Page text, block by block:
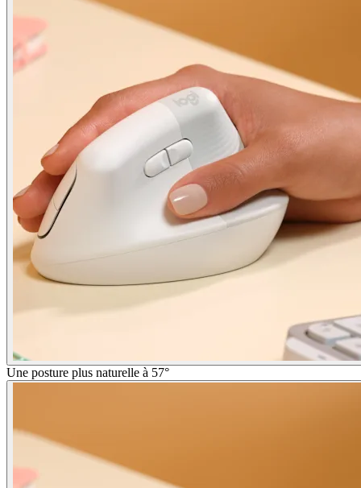
Une posture plus naturelle à 57°